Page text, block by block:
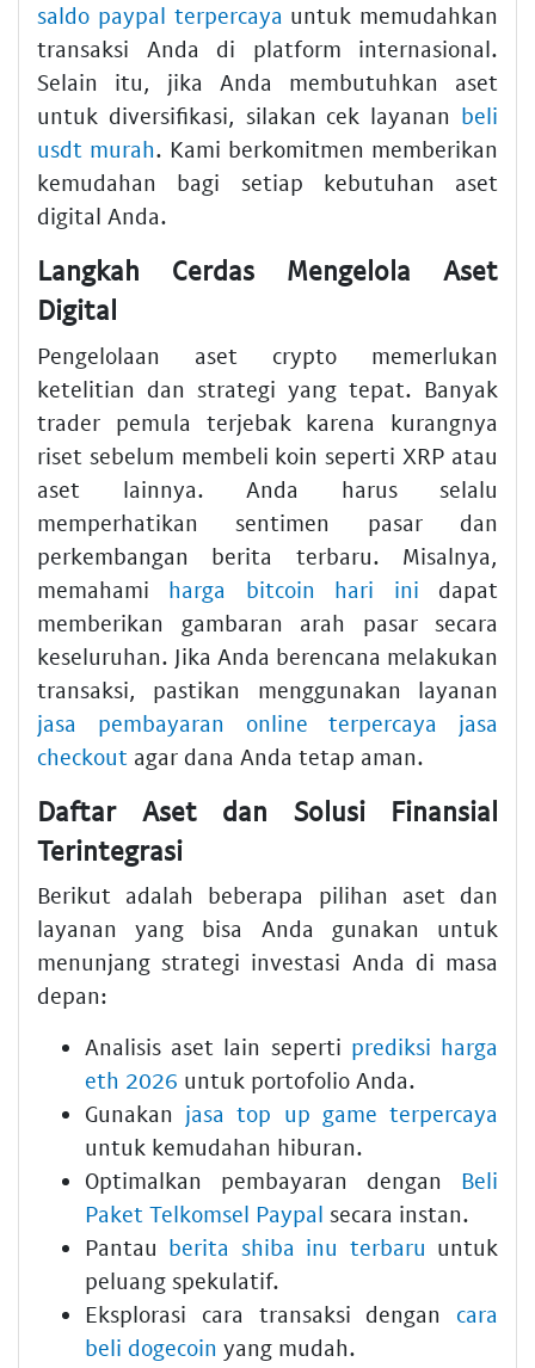
saldo paypal terpercaya untuk memudahkan
transaksi Anda di platform internasional.
Selain itu, jika Anda membutuhkan aset
untuk diversifikasi, silakan cek layanan beli
usdt murah. Kami berkomitmen memberikan
kemudahan bagi setiap kebutuhan aset
digital Anda.
Langkah Cerdas Mengelola Aset
Digital
Pengelolaan aset crypto memerlukan
ketelitian dan strategi yang tepat. Banyak
trader pemula terjebak karena kurangnya
riset sebelum membeli koin seperti XRP atau
aset lainnya. Anda harus selalu
memperhatikan sentimen pasar dan
perkembangan berita terbaru. Misalnya,
memahami harga bitcoin hari ini dapat
memberikan gambaran arah pasar secara
keseluruhan. Jika Anda berencana melakukan
transaksi, pastikan menggunakan layanan
jasa pembayaran online terpercaya jasa
checkout agar dana Anda tetap aman.
Daftar Aset dan Solusi Finansial
Terintegrasi
Berikut adalah beberapa pilihan aset dan
layanan yang bisa Anda gunakan untuk
menunjang strategi investasi Anda di masa
depan:
Analisis aset lain seperti prediksi harga
eth 2026 untuk portofolio Anda.
Gunakan jasa top up game terpercaya
untuk kemudahan hiburan.
Optimalkan pembayaran dengan Beli
Paket Telkomsel Paypal secara instan.
Pantau berita shiba inu terbaru untuk
peluang spekulatif.
Eksplorasi cara transaksi dengan cara
beli dogecoin yang mudah.